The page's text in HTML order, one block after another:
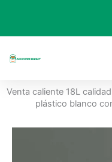
contenido
Venta caliente 18L
plástico blanco